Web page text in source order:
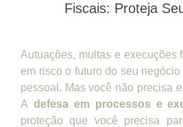
Fiscais: Proteja
Autuações, multas e execuções
em risco o futuro do seu
pessoal. Mas você não precisa
A defesa em processos e
proteção que você precisa